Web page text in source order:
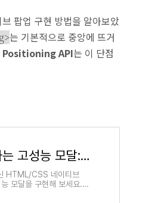
팝업 구현 방법을 알아보았
는 기본적으로 중앙에 뜨거
Positioning API는 이 단점
라이브러리 없이 구현하는 고성능 모달: Popover vs Dialog 비교 분석
HTML/CSS 네이티브
모달을 구현해 보세요.